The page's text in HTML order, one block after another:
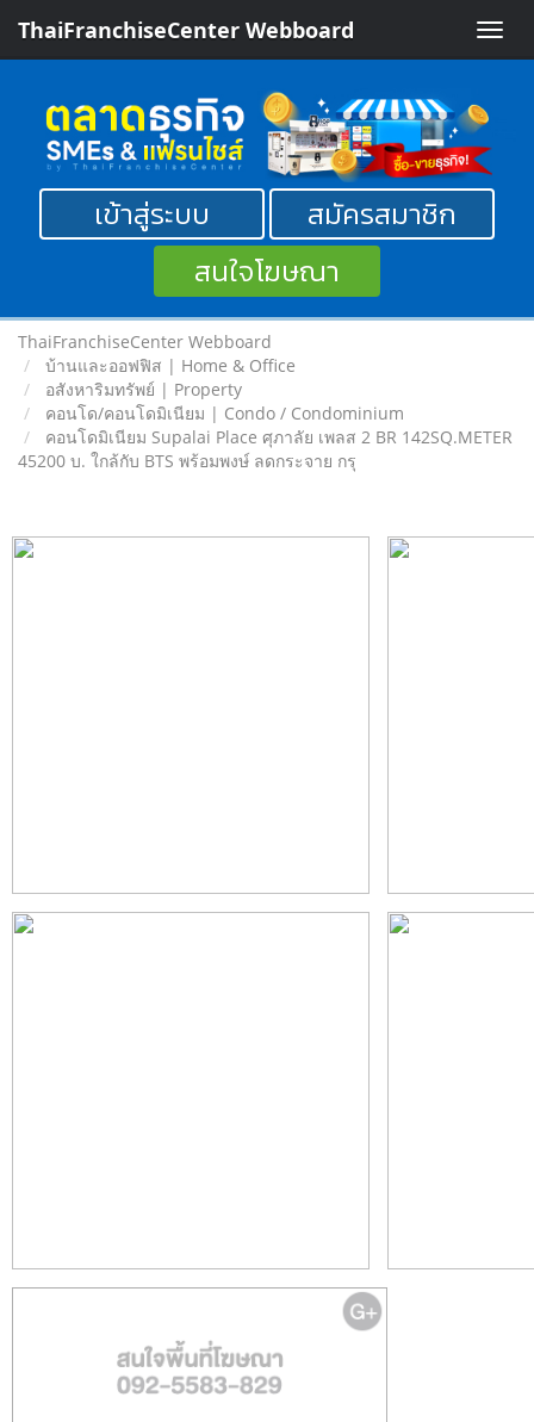
Toggle
ThaiFranchiseCenter Webboard
เข้าสู่ระบบ
สมัครสมาชิก
สนใจโฆษณา
ThaiFranchiseCenter Webboard
บ้านและออฟฟิส | Home & Office
อสังหาริมทรัพย์ | Property
คอนโด/คอนโดมิเนียม | Condo / Condominium
คอนโดมิเนียม Supalai Place ศุภาลัย เพลส 2 BR 142SQ.METER
45200 บ. ใกล้กับ BTS พร้อมพงษ์ ลดกระจาย กรุ